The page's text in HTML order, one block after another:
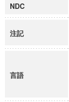
NDC
注記
言語